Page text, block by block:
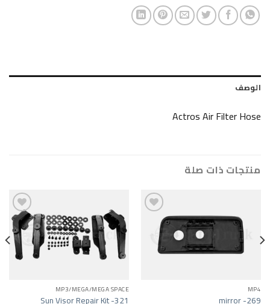
Actros Air
صلة
Add to wishlist
to wishlist
MP3/MEGA/MEGA SPACE
Sun Visor Repair Kit -321
–